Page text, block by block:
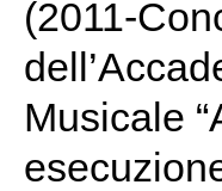
(2011-
Musicale